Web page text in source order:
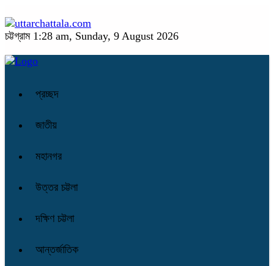
চট্টগ্রাম 1:28 am, Sunday, 9 August 2026
প্রচ্ছদ
জাতীয়
মহানগর
উত্তর চট্টলা
দক্ষিণ চট্টলা
আন্তর্জাতিক